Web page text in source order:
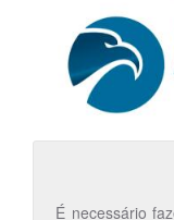
É necessário